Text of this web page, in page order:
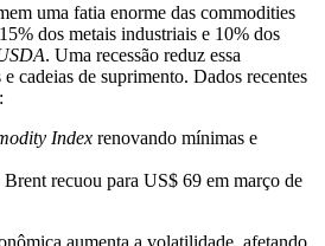
uma fatia enorme das commodities
dos metais industriais e 10% dos
. Uma recessão reduz essa
cadeias de suprimento. Dados recentes
Index renovando mínimas e
recuou para US$ 69 em março de
aumenta a volatilidade, afetando